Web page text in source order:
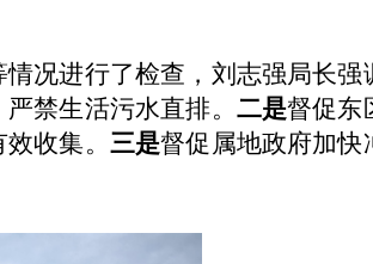
况进行了检查，刘志强局长强
禁生活污水直排。 二是督促东
收集。 三是督促属地政府加快